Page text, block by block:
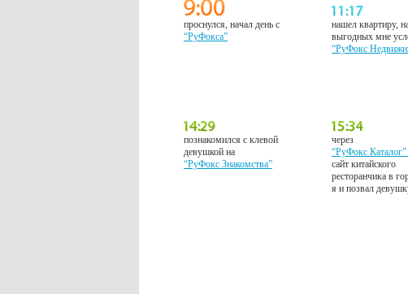
проснулся, начал день с
“РуФокса”
нашел квартиру,
выгодных мне
“РуФокс
познакомился с клевой
девушкой на
“РуФокс Знакомства”
через
“РуФокс
сайт китайского
ресторанчика в
я и позвал